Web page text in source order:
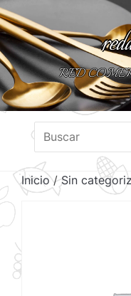
RED
Inicio/Sin